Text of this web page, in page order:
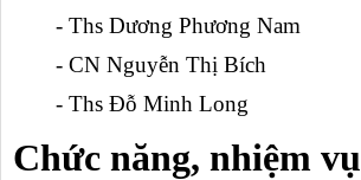
- Ths Dương Phương Nam
- CN Nguyễn Thị Bích
- Ths Đỗ Minh Long
Chức năng, nhiệm vụ